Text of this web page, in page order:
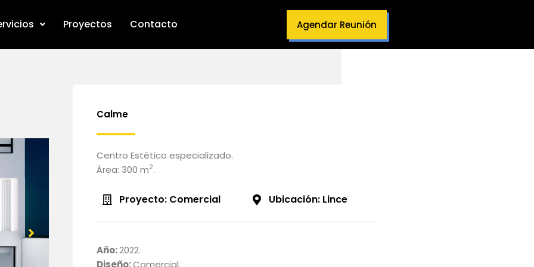
Proyectos Contacto Agendar Reunión
Calme
Centro Estético especializado.
Área: 300 m2.
Proyecto: Comercial Ubicación: Lince
Año:2022.
Diseño:Comercial.